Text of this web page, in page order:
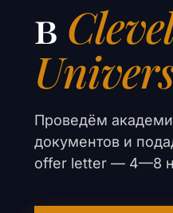
в
Проведём
документов и
offer letter — 4—8